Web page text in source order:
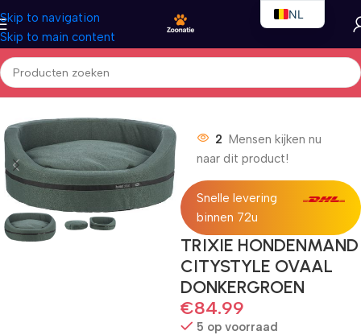
Skip to navigation
Skip to main content
Home/Honden/Hondenbedden
2 Mensen kijken nu
naar dit product!
Snelle levering
binnen 72u
TRIXIE HONDENMAND
CITYSTYLE OVAAL
DONKERGROEN
€84.99
5 op voorraad
NL